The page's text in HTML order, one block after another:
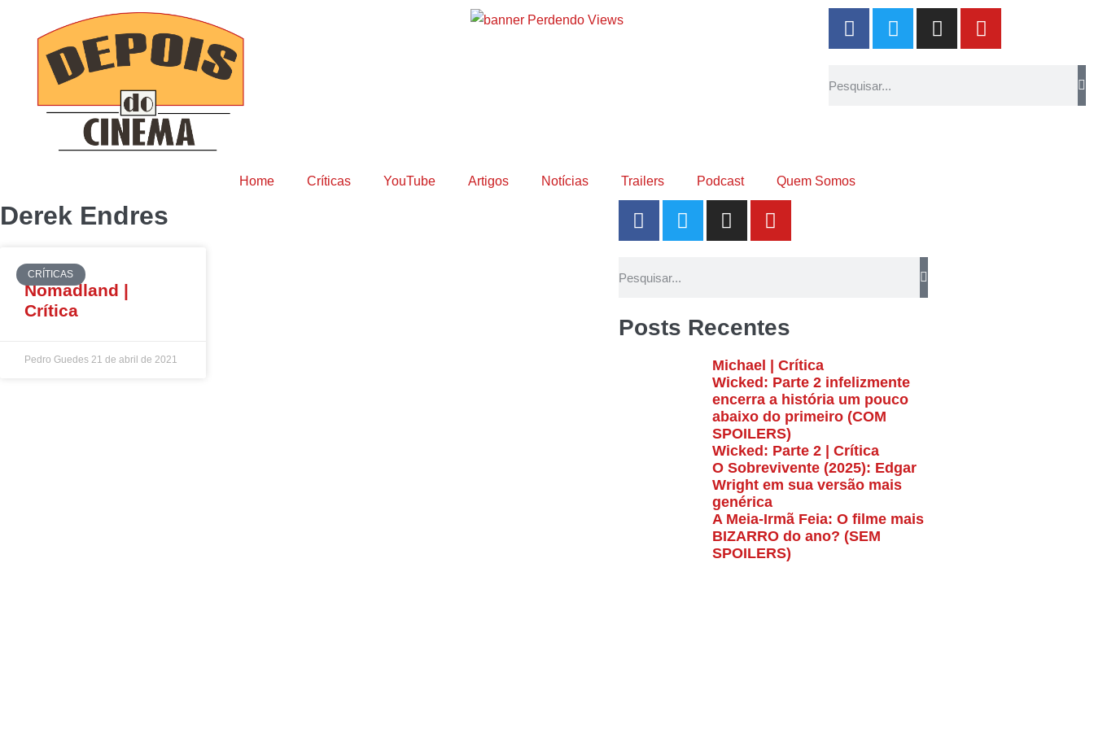
Home Críticas YouTube Artigos Notícias Trailers Podcast Quem Somos
Derek Endres
CRÍTICAS
Nomadland |
Crítica
Pedro Guedes 21 de abril de 2021
Posts Recentes
Michael | Crítica
Wicked: Parte 2 infelizmente
encerra a história um pouco
abaixo do primeiro (COM
SPOILERS)
Wicked: Parte 2 | Crítica
O Sobrevivente (2025): Edgar
Wright em sua versão mais
genérica
A Meia-Irmã Feia: O filme mais
BIZARRO do ano? (SEM
SPOILERS)